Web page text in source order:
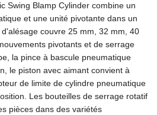
Swing Blamp Cylinder combine un
et une unité pivotante dans un
couvre 25 mm, 32 mm, 40
pivotants et de serrage
la pince à bascule pneumatique
le piston avec aimant convient à
de limite de cylindre pneumatique
Les bouteilles de serrage rotatif
pièces dans des variétés